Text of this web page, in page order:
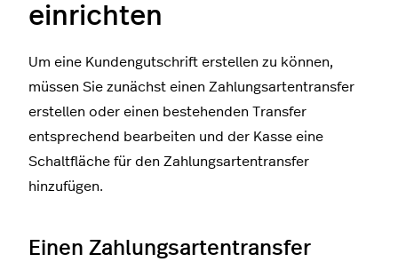
einrichten
Um eine Kundengutschrift erstellen zu können,
müssen Sie zunächst einen Zahlungsartentransfer
erstellen oder einen bestehenden Transfer
entsprechend bearbeiten und der Kasse eine
Schaltfläche für den Zahlungsartentransfer
hinzufügen.
Einen Zahlungsartentransfer